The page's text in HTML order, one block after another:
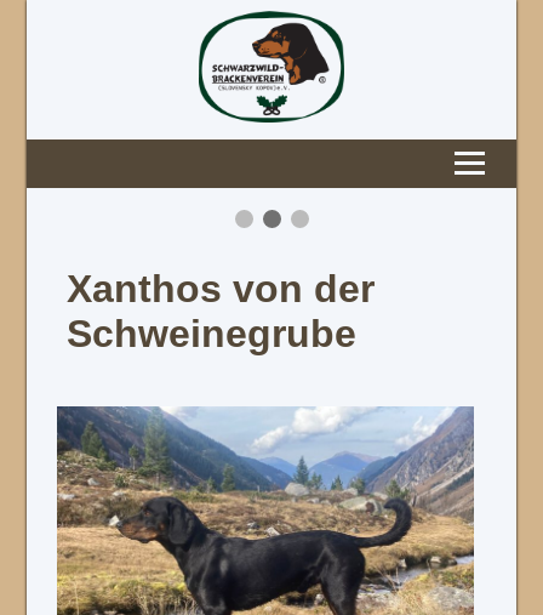
Xanthos von der
Schweinegrube